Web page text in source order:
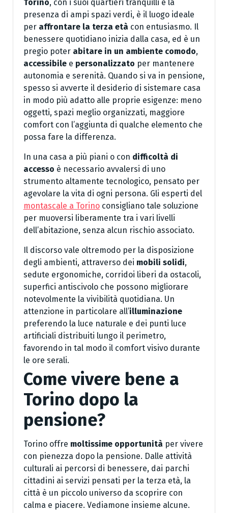
Torino, con i suoi quartieri tranquilli e la
presenza di ampi spazi verdi, è il luogo ideale
per affrontare la terza età con entusiasmo. Il
benessere quotidiano inizia dalla casa, ed è un
pregio poter abitare in un ambiente comodo,
accessibile e personalizzato per mantenere
autonomia e serenità. Quando si va in pensione,
spesso si avverte il desiderio di sistemare casa
in modo più adatto alle proprie esigenze: meno
oggetti, spazi meglio organizzati, maggiore
comfort con l’aggiunta di qualche elemento che
possa fare la differenza.
In una casa a più piani o con difficoltà di
accesso è necessario avvalersi di uno
strumento altamente tecnologico, pensato per
agevolare la vita di ogni persona. Gli esperti del
montascale a Torino consigliano tale soluzione
per muoversi liberamente tra i vari livelli
dell’abitazione, senza alcun rischio associato.
Il discorso vale oltremodo per la disposizione
degli ambienti, attraverso dei mobili solidi,
sedute ergonomiche, corridoi liberi da ostacoli,
superfici antiscivolo che possono migliorare
notevolmente la vivibilità quotidiana. Un
attenzione in particolare all’illuminazione
preferendo la luce naturale e dei punti luce
artificiali distribuiti lungo il perimetro,
favorendo in tal modo il comfort visivo durante
le ore serali.
Come vivere bene a
Torino dopo la
pensione?
Torino offre moltissime opportunità per vivere
con pienezza dopo la pensione. Dalle attività
culturali ai percorsi di benessere, dai parchi
cittadini ai servizi pensati per la terza età, la
città è un piccolo universo da scoprire con
calma e piacere. Vediamone insieme alcune.